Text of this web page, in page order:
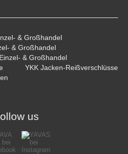
& Großhandel
& Großhandel
& Großhandel
YKK Jacken-Reißverschlüsse
us